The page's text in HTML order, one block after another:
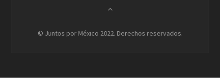
© Juntos por México 2022. Derechos reservados.